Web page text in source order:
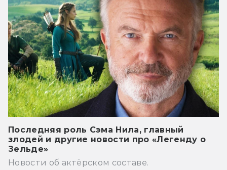
Последняя роль Сэма Нила, главный
злодей и другие новости про «Легенду о
Зельде»
Новости об актёрском составе.